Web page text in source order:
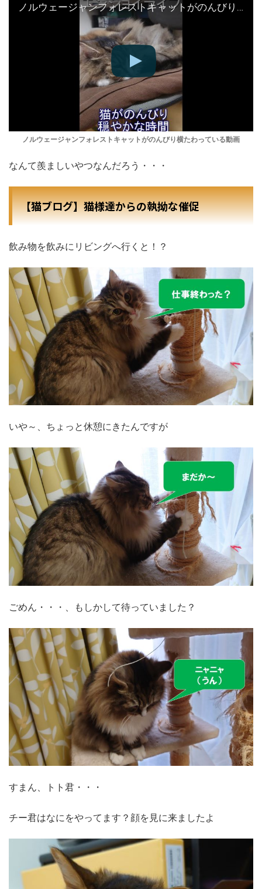
ノルウェージャンフォレストキャットがのんびり横たわっている動画
ノルウェージャンフォレストキャットがのんびり横たわっている動画
なんて羨ましいやつなんだろう・・・
【猫ブログ】猫様達からの執拗な催促
飲み物を飲みにリビングへ行くと！？
いや～、ちょっと休憩にきたんですが
ごめん・・・、もしかして待っていました？
すまん、トト君・・・
チー君はなにをやってます？顔を見に来ましたよ